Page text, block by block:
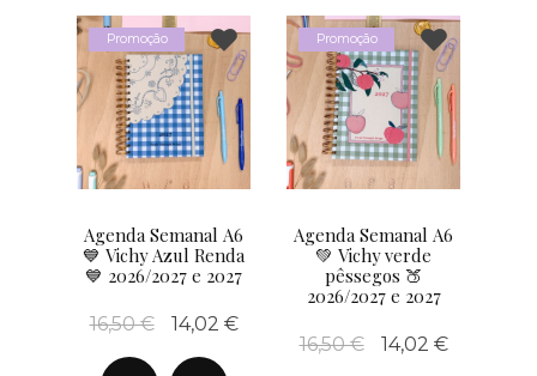
Promoção
Agenda Semanal A6
💙 Vichy Azul Renda
💙 2026/2027 e 2027
16,50 € 14,02 €
Promoção
Agenda Semanal A6
💚 Vichy verde
pêssegos 🍑
2026/2027 e 2027
16,50 € 14,02 €